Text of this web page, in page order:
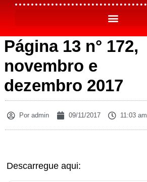
Página 13 n° 172,
novembro e
dezembro 2017
Por admin 09/11/2017 11:03 am
Descarregue aqui: